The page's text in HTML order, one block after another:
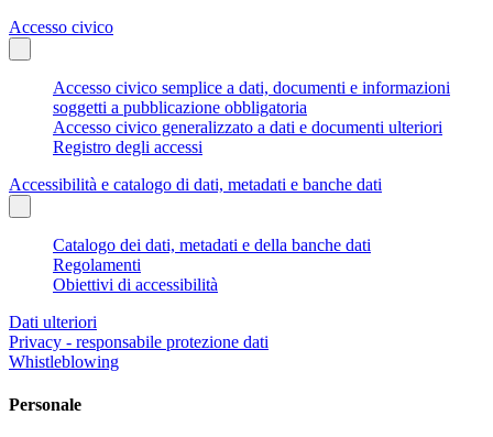
Accesso civico
Accesso civico semplice a dati, documenti e informazioni
soggetti a pubblicazione obbligatoria
Accesso civico generalizzato a dati e documenti ulteriori
Registro degli accessi
Accessibilità e catalogo di dati, metadati e banche dati
Catalogo dei dati, metadati e della banche dati
Regolamenti
Obiettivi di accessibilità
Dati ulteriori
Privacy - responsabile protezione dati
Whistleblowing
Personale